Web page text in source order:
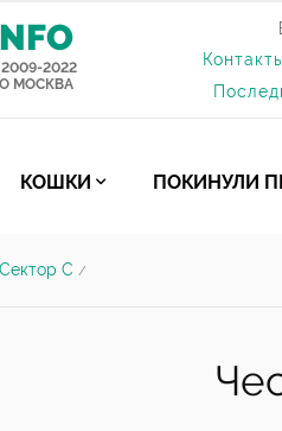
2022
МОСКВА
Контакты
КОШКИ ПОКИНУЛИ
Сектор С /